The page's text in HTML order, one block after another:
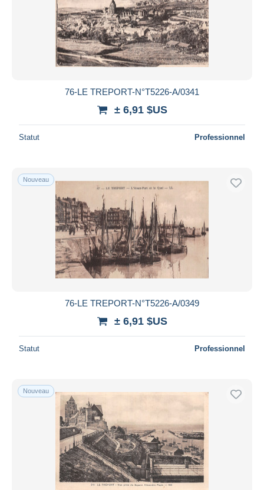
76-LE TREPORT-N°T5226-A/0341
± 6,91 $US
Statut Professionnel
Nouveau
76-LE TREPORT-N°T5226-A/0349
± 6,91 $US
Statut Professionnel
Nouveau